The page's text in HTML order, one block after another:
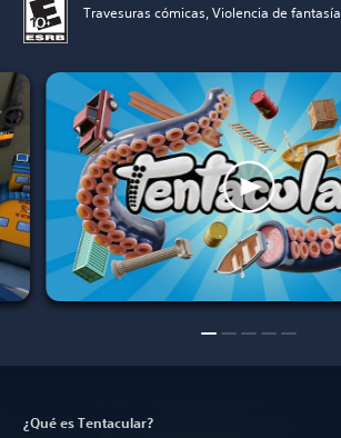
Travesuras cómicas, Violencia de fantasía
¿Qué es Tentacular?